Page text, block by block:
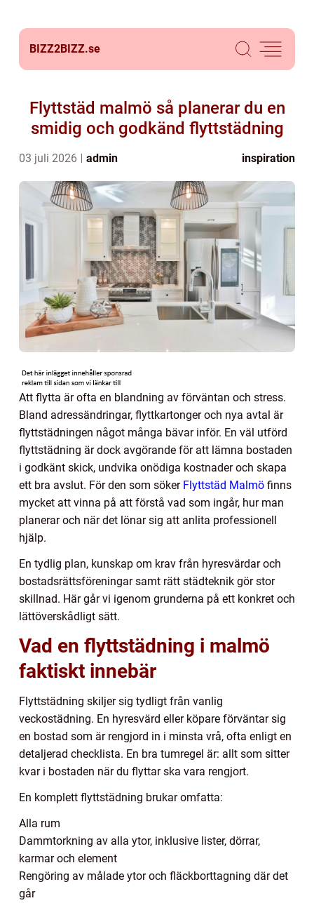
BIZZ2BIZZ.se
Flyttstäd malmö så planerar du en
smidig och godkänd flyttstädning
03 juli 2026 admin inspiration
Att flytta är ofta en blandning av förväntan och stress.
Bland adressändringar, flyttkartonger och nya avtal är
flyttstädningen något många bävar inför. En väl utförd
flyttstädning är dock avgörande för att lämna bostaden
i godkänt skick, undvika onödiga kostnader och skapa
ett bra avslut. För den som söker Flyttstäd Malmö finns
mycket att vinna på att förstå vad som ingår, hur man
planerar och när det lönar sig att anlita professionell
hjälp.
En tydlig plan, kunskap om krav från hyresvärdar och
bostadsrättsföreningar samt rätt städteknik gör stor
skillnad. Här går vi igenom grunderna på ett konkret och
lättöverskådligt sätt.
Vad en flyttstädning i malmö
faktiskt innebär
Flyttstädning skiljer sig tydligt från vanlig
veckostädning. En hyresvärd eller köpare förväntar sig
en bostad som är rengjord in i minsta vrå, ofta enligt en
detaljerad checklista. En bra tumregel är: allt som sitter
kvar i bostaden när du flyttar ska vara rengjort.
En komplett flyttstädning brukar omfatta:
Alla rum
Dammtorkning av alla ytor, inklusive lister, dörrar,
karmar och element
Rengöring av målade ytor och fläckborttagning där det
går